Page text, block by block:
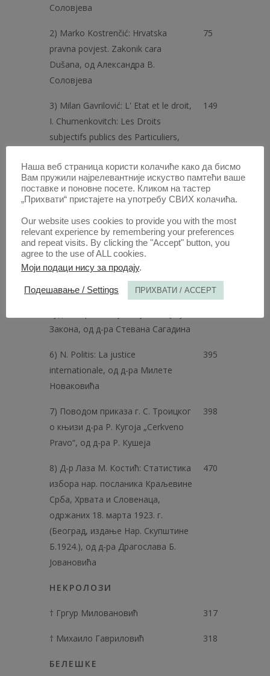
Соловјева
2) Marko Kostrenčić: Hrvatska
pravna povjest. Zakonik cara
Dušana, од Александра В.
Соловјева
75
3) Milan Gavrilović: L' Etat et le droit,
I. Chumenkovitch: Les Droits
subjectifs publics des Particuliers,
gènérales sur la Société des Nations
et son droit, од д-ра Ђорђа Тасића
149
katoličke in pravoslavne cerkve s
posebnim ozirom na razmere v
Kraljevini Srbov, Hrvatov in
Slovencev, oд С. Троицког
5) Д-р Грегор Крек: Организација
Закона, од д-ра Стевана Сагадина
313
6) N. Politis: La justice
internationale, од д-ра Милете
Новаковића
395
7) Поводом приказа г. С. Троицког
о књизи д-ра Р. Кугоја „Cerkveno
Pravo“, од д-ра Р. Кушеја
398
8) Д-р Лаза М. Костић: Статистика
избора нар. посланика Краљевине
Срба, Хрвата и Словенаца,
одржаних 18. марта 1923. г.
(Београд, издање Нар. Скупштине
Б.1924.), од д-ра Драгослава Б.
Јовановића
470
НЕКРОЛОЗИ
† Гргур Миловановић 317
† Михаило Гавриловић 318
БЕЛЕШКЕ
Наша веб страница користи колачиће како да бисмо
Вам пружили најрелевантније искуство памтећи ваше
поставке и поновне посете. Кликом на тастер
„Прихвати“ пристајете на употребу СВИХ колачића.
Our website uses cookies to provide you with the most
relevant experience by remembering your preferences
and repeat visits. By clicking the "Accept" button, you
agree to the use of ALL cookies.
Моји подаци нису за продају.
Подешавање / Settings ПРИХВАТИ / ACCEPT